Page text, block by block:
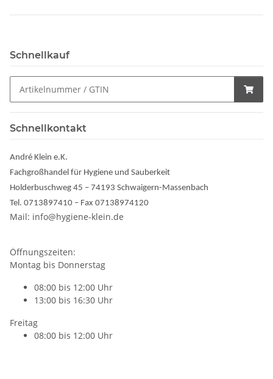
Schnellkauf
Schnellkontakt
André Klein e.K.
Fachgroßhandel für Hygiene und Sauberkeit
Holderbuschweg 45 – 74193 Schwaigern-Massenbach
Tel. 0713897410 – Fax 07138974120
Mail: info@hygiene-klein.de
Öffnungszeiten:
Montag bis Donnerstag
08:00 bis 12:00 Uhr
13:00 bis 16:30 Uhr
Freitag
08:00 bis 12:00 Uhr